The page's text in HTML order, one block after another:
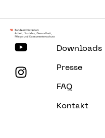
Downloads
Presse
FAQ
Kontakt